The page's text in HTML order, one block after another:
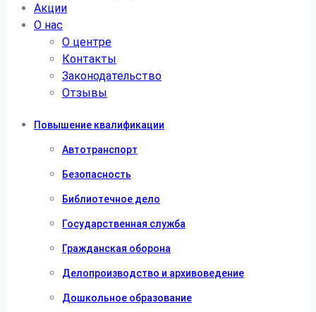
Акции
О нас
О центре
Контакты
Законодательство
Отзывы
Повышение квалификации
Автотранспорт
Безопасность
Библиотечное дело
Государственная служба
Гражданская оборона
Делопроизводство и архивоведение
Дошкольное образование